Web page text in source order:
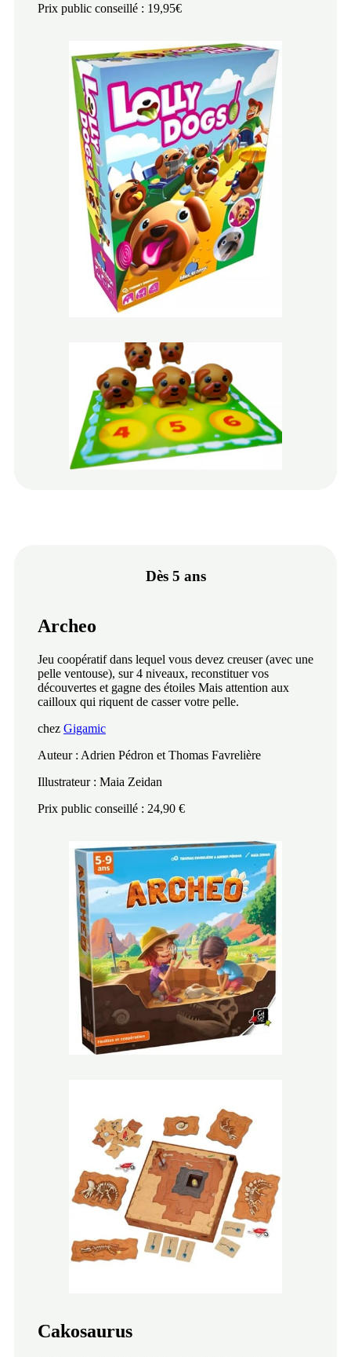
Prix public conseillé : 19,95€
Dès 5 ans
Archeo
Jeu coopératif dans lequel vous devez creuser (avec une
pelle ventouse), sur 4 niveaux, reconstituer vos
découvertes et gagne des étoiles Mais attention aux
cailloux qui riquent de casser votre pelle.
chez Gigamic
Auteur : Adrien Pédron et Thomas Favrelière
Illustrateur : Maia Zeidan
Prix public conseillé : 24,90 €
Cakosaurus